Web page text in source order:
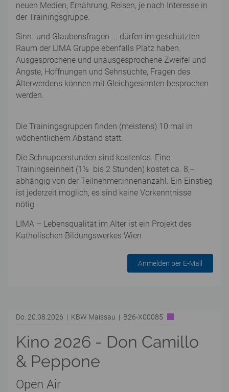
neuen Medien, Ernährung, Reisen, je nach Interesse in
der Trainingsgruppe.
Sinn- und Glaubensfragen ... dürfen im geschützten
Raum der LIMA Gruppe ebenfalls Platz haben.
Ausgesprochene und unausgesprochene Zweifel und
Ängste, Hoffnungen und Sehnsüchte, Fragen des
Älterwerdens können mit Gleichgesinnten besprochen
werden.
Die Trainingsgruppen finden (meistens) 10 mal in
wöchentlichem Abstand statt.
Die Schnupperstunden sind kostenlos. Eine
Trainingseinheit (1½ bis 2 Stunden) kostet ca. 8,–
abhängig von der Teilnehmer:innenanzahl. Ein Einstieg
ist jederzeit möglich, es sind keine Vorkenntnisse
nötig.
LIMA – Lebensqualität im Alter ist ein Projekt des
Katholischen Bildungswerkes Wien.
Anmelden per E-Mail
Do. 20.08.2026 | KBW Maissau | B26-X00085
Kino 2026 - Don Camillo
& Peppone
Open Air